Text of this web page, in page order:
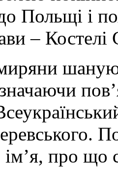
Польщі і
– Костелі
шанують
про що